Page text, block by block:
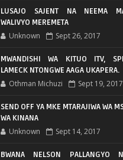
LUSAJO SAJENT NA NEEMA
WALIVYO MEREMETA
Unknown Sept 26, 2017
MWANDISHI WA KITUO ITV,
LAMECK NTONGWE AAGA UKAPERA.
Othman Michuzi Sept 19, 2017
SEND OFF YA MKE MTARAJIWA WA
WA KINANA
Unknown Sept 14, 2017
BWANA NELSON PALLANGYO